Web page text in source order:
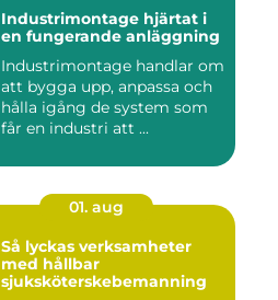
Industrimontage hjärtat i
en fungerande anläggning
Industrimontage handlar om
att bygga upp, anpassa och
hålla igång de system som
får en industri att ...
01. aug
Så lyckas verksamheter
med hållbar
sjuksköterskebemanning